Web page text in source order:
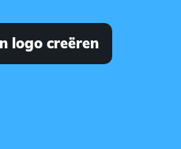
logo creëren